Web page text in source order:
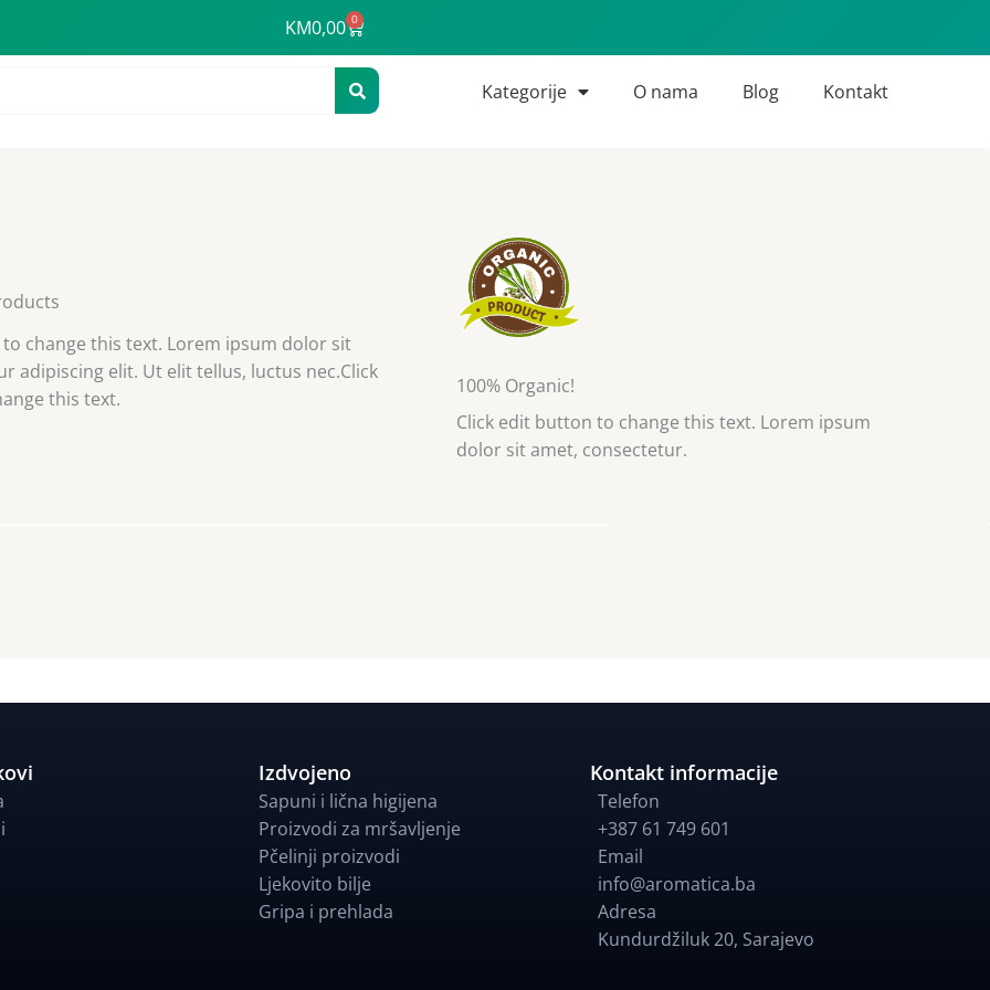
KM0,00 0
Cart
Kategorije O nama Blog Kontakt
change this text. Lorem ipsum dolor sit
adipiscing elit. Ut elit tellus, luctus nec.Click
this text.
100% Organic!
Click edit button to change this text. Lorem ipsum
dolor sit amet, consectetur.
Izdvojeno
Sapuni i lična higijena
Proizvodi za mršavljenje
Pčelinji proizvodi
Ljekovito bilje
Gripa i prehlada
Kontakt informacije
Telefon
+387 61 749 601
Email
info@aromatica.ba
Adresa
Kundurdžiluk 20, Sarajevo